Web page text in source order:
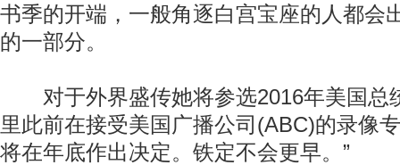
书季的开端，一般角逐白宫宝座的人都会
的一部分。
对于外界盛传她将参选2016年美国总
里此前在接受美国广播公司(ABC)的录像
将在年底作出决定。铁定不会更早。”